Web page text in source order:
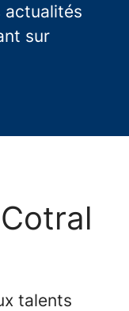
actualités
sur
talents